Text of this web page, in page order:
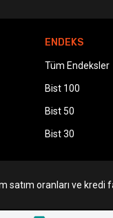
ENDEKS
Tüm Endeksler
Bist 100
Bist 50
Bist 30
satım oranları ve